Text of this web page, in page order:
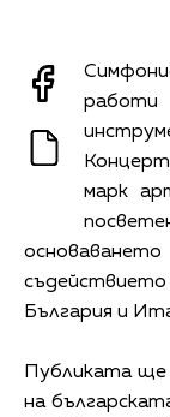
марк
България и
Публиката ще
на